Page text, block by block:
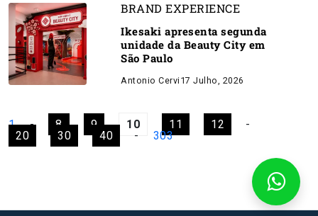
BRAND EXPERIENCE
Ikesaki apresenta segunda
unidade da Beauty City em
São Paulo
Antonio Cervi 17 Julho, 2026
1 - 8 9 10 11 12
-
20
30 40 - 303